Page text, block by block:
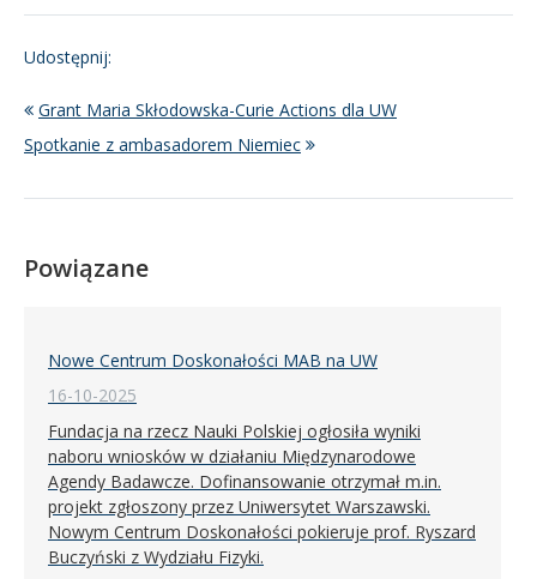
Udostępnij:
Grant Maria Skłodowska-Curie Actions dla UW
Spotkanie z ambasadorem Niemiec
Powiązane
Nowe Centrum Doskonałości MAB na UW
16-10-2025
Fundacja na rzecz Nauki Polskiej ogłosiła wyniki
naboru wniosków w działaniu Międzynarodowe
Agendy Badawcze. Dofinansowanie otrzymał m.in.
projekt zgłoszony przez Uniwersytet Warszawski.
Nowym Centrum Doskonałości pokieruje prof. Ryszard
Buczyński z Wydziału Fizyki.